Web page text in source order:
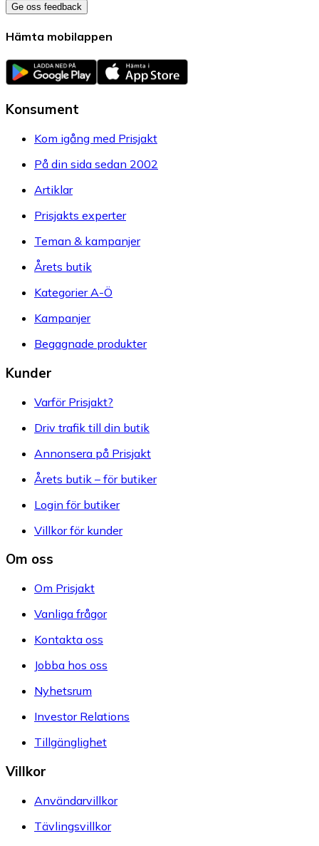
Ge oss feedback
Hämta mobilappen
Konsument
Kom igång med Prisjakt
På din sida sedan 2002
Artiklar
Prisjakts experter
Teman & kampanjer
Årets butik
Kategorier A-Ö
Kampanjer
Begagnade produkter
Kunder
Varför Prisjakt?
Driv trafik till din butik
Annonsera på Prisjakt
Årets butik – för butiker
Login för butiker
Villkor för kunder
Om oss
Om Prisjakt
Vanliga frågor
Kontakta oss
Jobba hos oss
Nyhetsrum
Investor Relations
Tillgänglighet
Villkor
Användarvillkor
Tävlingsvillkor